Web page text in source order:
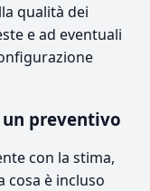
qualità dei
e ad eventuali
preventivo
con la stima,
è incluso